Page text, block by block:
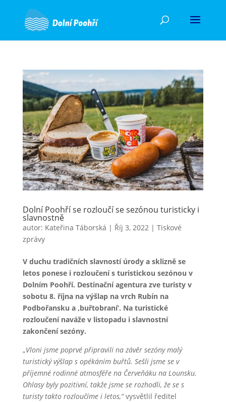
Dolní Poohří se rozloučí se sezónou turisticky i
slavnostně
autor: Kateřina Táborská | Říj 3, 2022| Tiskové
zprávy
V duchu tradičních slavností úrody a sklizně se
letos ponese i rozloučení s turistickou sezónou v
Dolním Poohří. Destinační agentura zve turisty v
sobotu 8. října na výšlap na vrch Rubín na
Podbořansku a ‚buřtobraní’. Na turistické
rozloučení naváže v listopadu i slavnostní
zakončení sezóny.
„Vloni jsme poprvé připravili na závěr sezóny malý
turistický výšlap s opékáním buřtů. Sešli jsme se v
příjemné rodinné atmosféře na Červeňáku na Lounsku.
Ohlasy byly pozitivní, takže jsme se rozhodli, že se s
turisty takto rozloučíme i letos,“vysvětlil ředitel